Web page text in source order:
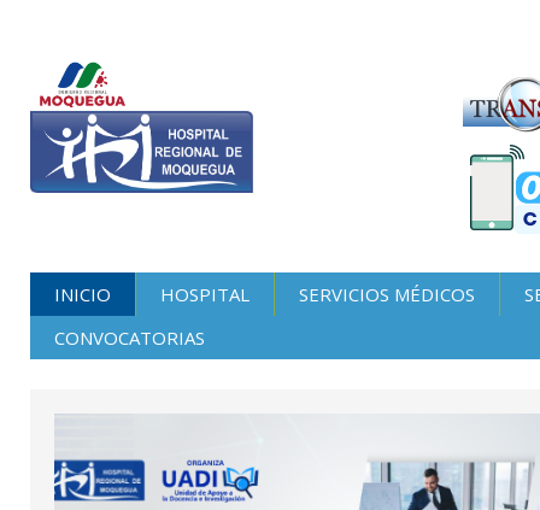
INICIO HOSPITAL SERVICIOS MÉDICOS
CONVOCATORIAS